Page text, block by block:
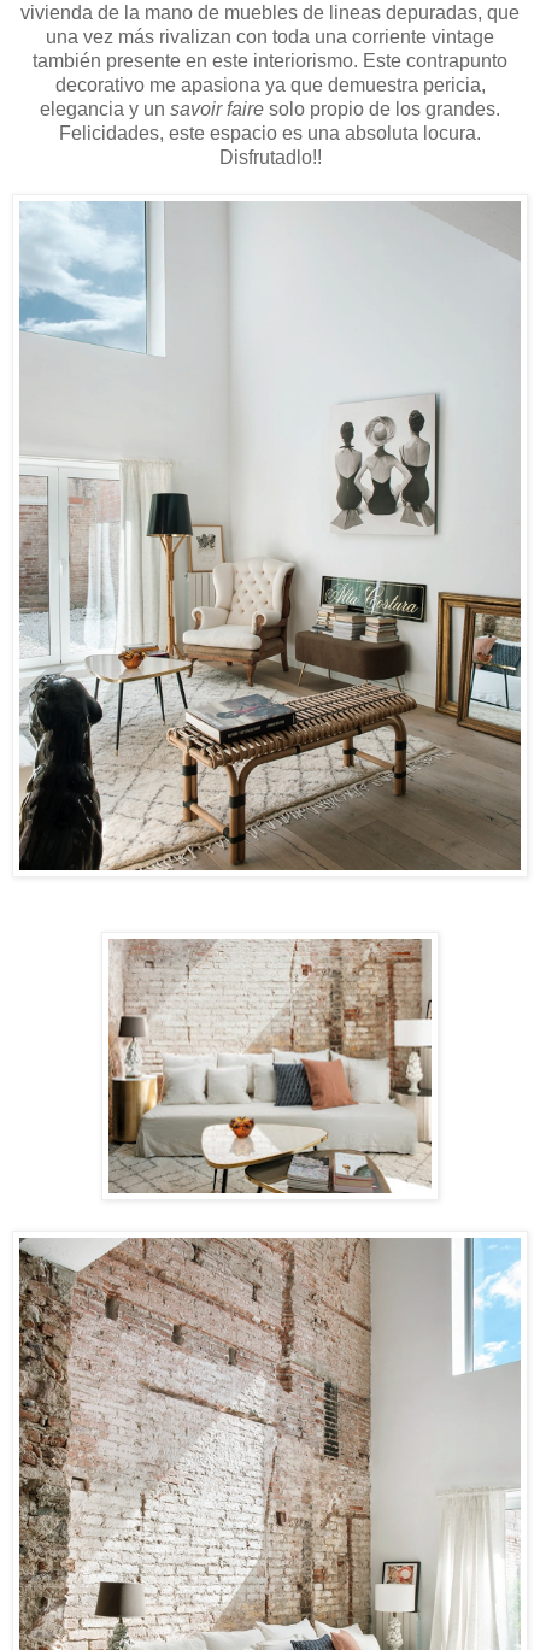
vivienda de la mano de muebles de lineas depuradas, que
una vez más rivalizan con toda una corriente vintage
también presente en este interiorismo. Este contrapunto
decorativo me apasiona ya que demuestra pericia,
elegancia y un savoir faire solo propio de los grandes.
Felicidades, este espacio es una absoluta locura.
Disfrutadlo!!